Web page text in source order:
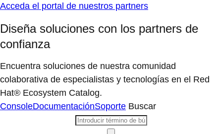
Acceda el portal de nuestros partners
Diseña soluciones con los partners de
confianza
Encuentra soluciones de nuestra comunidad
colaborativa de especialistas y tecnologías en el Red
Hat® Ecosystem Catalog.
ConsoleDocumentaciónSoporte Buscar